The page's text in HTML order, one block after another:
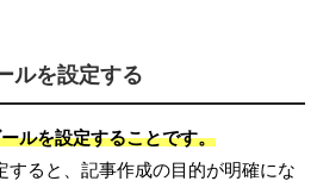
ルを設定する
ルを設定することです。
すると、記事作成の目的が明確にな